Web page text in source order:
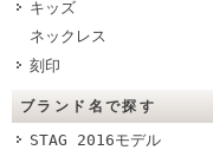
キッズ
ネックレス
刻印
ブランド名で探す
STAG 2016モデル